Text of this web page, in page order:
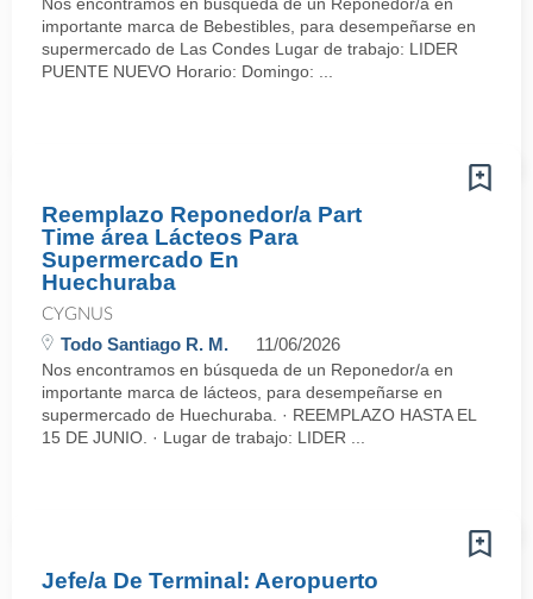
importante marca de Bebestibles, para desempeñarse en
supermercado de Las Condes Lugar de trabajo: LIDER
PUENTE NUEVO Horario: Domingo: ...
Reemplazo Reponedor/a Part
Time área Lácteos Para
Supermercado En
Huechuraba
CYGNUS
Todo Santiago R. M. 11/06/2026
Nos encontramos en búsqueda de un Reponedor/a en
importante marca de lácteos, para desempeñarse en
supermercado de Huechuraba. · REEMPLAZO HASTA EL
15 DE JUNIO. · Lugar de trabajo: LIDER ...
Jefe/a De Terminal: Aeropuerto